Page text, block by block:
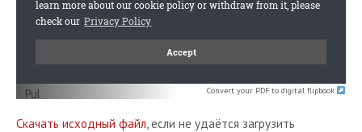
Convert your PDF to digital flipbook
Скачать исходный файл, если не удаётся загрузить